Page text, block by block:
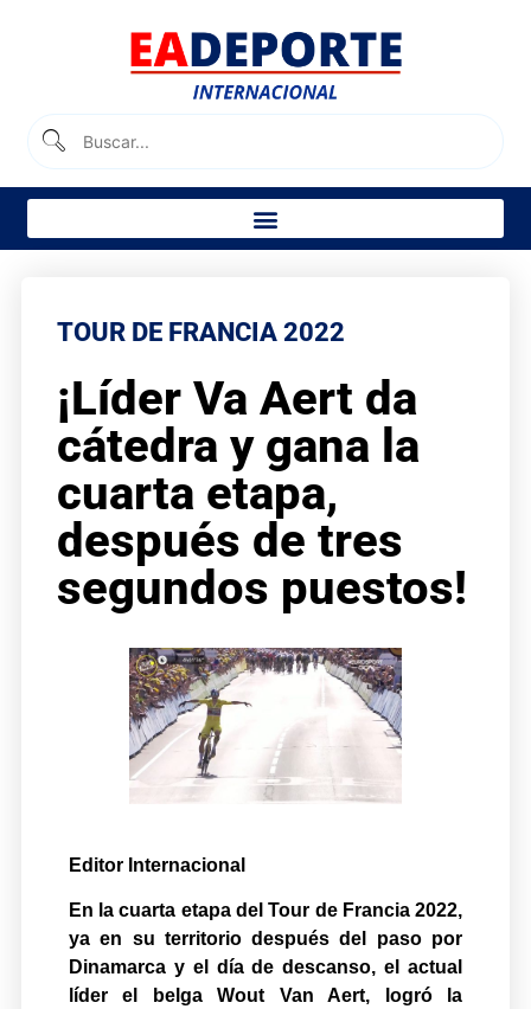
TOUR DE FRANCIA 2022
¡Líder Va Aert da
cátedra y gana la
cuarta etapa,
después de tres
segundos puestos!
Editor Internacional
En la cuarta etapa del Tour de Francia 2022,
ya en su territorio después del paso por
Dinamarca y el día de descanso, el actual
líder el belga Wout Van Aert, logró la